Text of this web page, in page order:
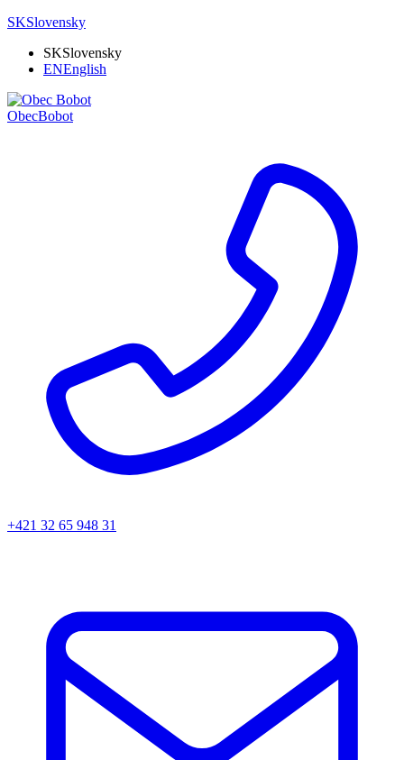
SKSlovensky
SKSlovensky
ENEnglish
ObecBobot
+421 32 65 948 31